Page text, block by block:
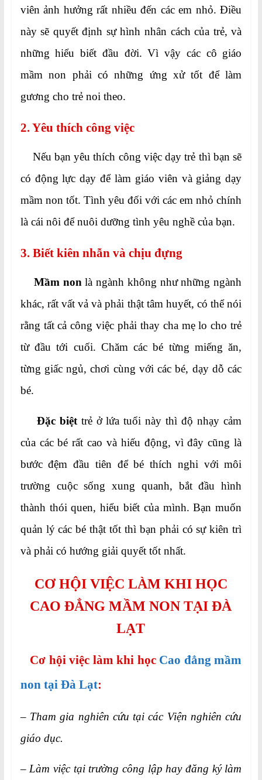
viên ảnh hưởng rất nhiều đến các em nhỏ. Điều
này sẽ quyết định sự hình nhân cách của trẻ, và
những hiểu biết đầu đời. Vì vậy các cô giáo
mầm non phải có những ứng xử tốt để làm
gương cho trẻ noi theo.
2. Yêu thích công việc
Nếu bạn yêu thích công việc dạy trẻ thì bạn sẽ
có động lực dạy để làm giáo viên và giảng dạy
mầm non tốt. Tình yêu đối với các em nhỏ chính
là cái nôi để nuôi dưỡng tình yêu nghề của bạn.
3. Biết kiên nhẫn và chịu đựng
Mầm non là ngành không như những ngành
khác, rất vất vả và phải thật tâm huyết, có thể nói
rằng tất cả công việc phải thay cha mẹ lo cho trẻ
từ đầu tới cuối. Chăm các bé từng miếng ăn,
từng giấc ngủ, chơi cùng với các bé, dạy dỗ các
bé.
Đặc biệttrẻ ở lứa tuổi này thì độ nhạy cảm
của các bé rất cao và hiếu động, vì đây cũng là
bước đệm đầu tiên để bé thích nghi với môi
trường cuộc sống xung quanh, bắt đầu hình
thành thói quen, hiểu biết của mình. Bạn muốn
quản lý các bé thật tốt thì bạn phải có sự kiên trì
và phải có hướng giải quyết tốt nhất.
CƠ HỘI VIỆC LÀM KHI HỌC
CAO ĐẲNG MẦM NON TẠI ĐÀ
LẠT
Cơ hội việc làm khi học Cao đẳng mầm
non tại Đà Lạt:
– Tham gia nghiên cứu tại các Viện nghiên cứu
giáo dục.
– Làm việc tại trường công lập hay đăng ký làm